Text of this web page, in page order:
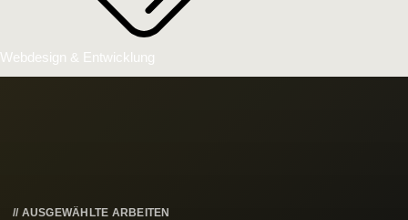
Webdesign & Entwicklung
// AUSGEWÄHLTE ARBEITEN